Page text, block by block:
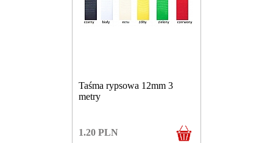
Taśma rypsowa 12mm 3
metry
1.20 PLN